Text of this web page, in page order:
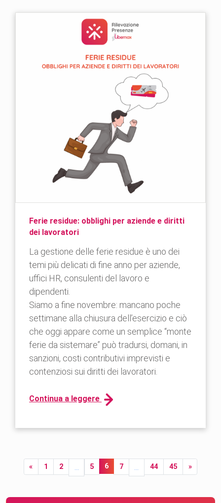
Ferie residue: obblighi per aziende e diritti
dei lavoratori
La gestione delle ferie residue è uno dei
temi più delicati di fine anno per aziende,
uffici HR, consulenti del lavoro e
dipendenti.
Siamo a fine novembre: mancano poche
settimane alla chiusura dell’esercizio e ciò
che oggi appare come un semplice “monte
ferie da sistemare” può tradursi, domani, in
sanzioni, costi contributivi imprevisti e
contenziosi sui diritti dei lavoratori.
Continua a leggere